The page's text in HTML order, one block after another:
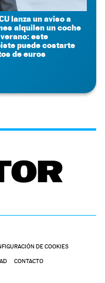
lanza un aviso a
alquilen un coche
este
puede costarte
de euros
DE COOKIES
CONTACTO